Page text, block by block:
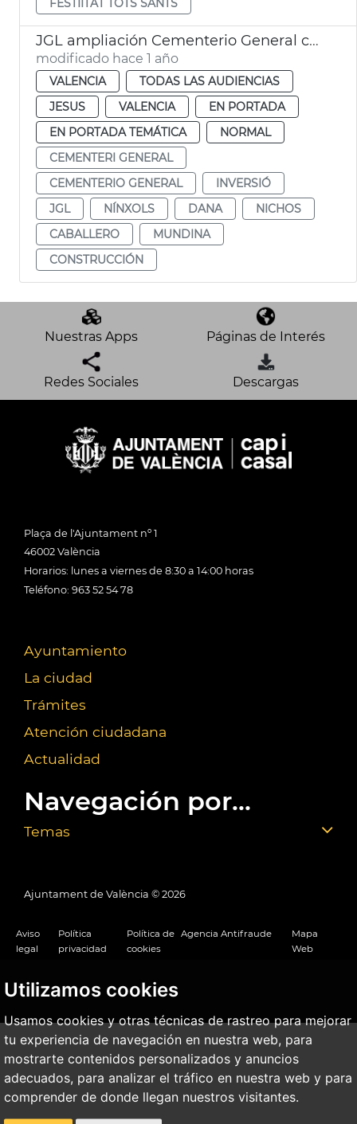
Utilizamos cookies
Usamos cookies y otras técnicas de rastreo para mejorar
tu experiencia de navegación en nuestra web, para
mostrarte contenidos personalizados y anuncios
adecuados, para analizar el tráfico en nuestra web y para
comprender de donde llegan nuestros visitantes.
JGL ampliación Cementerio General con 2.596 nuevos nichos
modificado hace 1 año
VALENCIA
TODAS LAS AUDIENCIAS
JESUS
VALENCIA
EN PORTADA
EN PORTADA TEMÁTICA
NORMAL
CEMENTERI GENERAL
CEMENTERIO GENERAL
INVERSIÓ
JGL
NÍNXOLS DANA
NICHOS
CABALLERO
MUNDINA
CONSTRUCCIÓN
Nuestras Apps Páginas de Interés
Redes Sociales Descargas
Plaça de l'Ajuntament nº 1
46002 València
Horarios: lunes a viernes de 8:30 a 14:00 horas
Teléfono: 963 52 54 78
Ayuntamiento
La ciudad
Trámites
Atención ciudadana
Actualidad
Navegación por...
Temas
Ajuntament de València © 2026
Aviso
legal
Política
privacidad
Política de
cookies
Agencia Antifraude
Mapa
Web